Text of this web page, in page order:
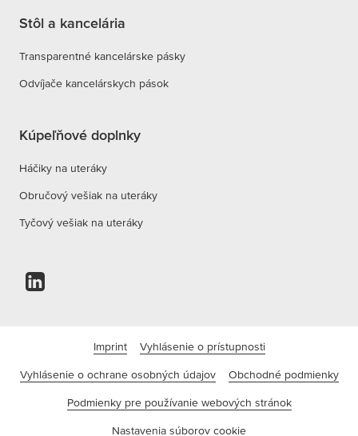
Stôl a kancelária
Transparentné kancelárske pásky
Odvíjače kancelárskych pások
Kúpeľňové doplnky
Háčiky na uteráky
Obručový vešiak na uteráky
Tyčový vešiak na uteráky
Imprint Vyhlásenie o prístupnosti
Vyhlásenie o ochrane osobných údajov Obchodné podmienky
Podmienky pre používanie webových stránok
Nastavenia súborov cookie